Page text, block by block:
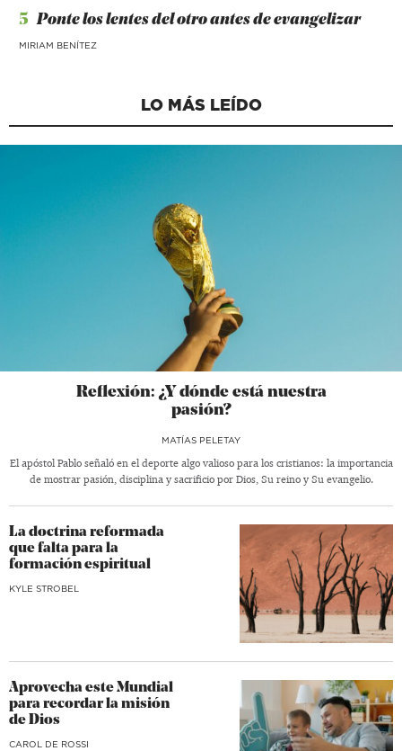
5 Ponte los lentes del otro antes de evangelizar
MIRIAM BENÍTEZ
LO MÁS LEÍDO
Reflexión: ¿Y dónde está nuestra
pasión?
MATÍAS PELETAY
El apóstol Pablo señaló en el deporte algo valioso para los cristianos: la importancia
de mostrar pasión, disciplina y sacrificio por Dios, Su reino y Su evangelio.
La doctrina reformada
que falta para la
formación espiritual
KYLE STROBEL
Aprovecha este Mundial
para recordar la misión
de Dios
CAROL DE ROSSI